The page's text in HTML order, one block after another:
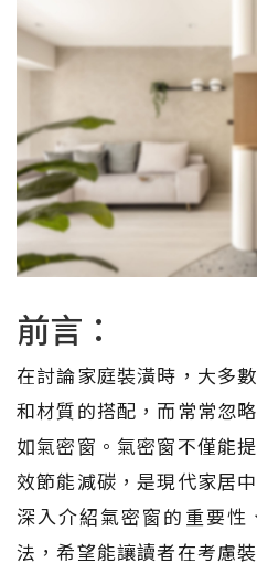
前言：
在討論家庭裝潢時，大多
和材質的搭配，而常常忽
如氣密窗。氣密窗不僅能
效節能減碳，是現代家居
深入介紹氣密窗的重要性
法，希望能讓讀者在考慮